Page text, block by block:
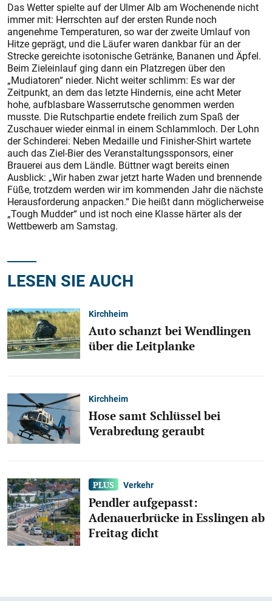
Das Wetter spielte auf der Ulmer Alb am Wochenende nicht
immer mit: Herrschten auf der ersten Runde noch
angenehme Temperaturen, so war der zweite Umlauf von
Hitze geprägt, und die Läufer waren dankbar für an der
Strecke gereichte isotonische Getränke, Bananen und Äpfel.
Beim Zieleinlauf ging dann ein Platzregen über den
„Mudiatoren“ nieder. Nicht weiter schlimm: Es war der
Zeitpunkt, an dem das letzte Hindernis, eine acht Meter
hohe, aufblasbare Wasserrutsche genommen werden
musste. Die Rutschpartie endete freilich zum Spaß der
Zuschauer wieder einmal in einem Schlammloch. Der Lohn
der Schinderei: Neben Medaille und Finisher-Shirt wartete
auch das Ziel-Bier des Veranstaltungssponsors, einer
Brauerei aus dem Ländle. Büttner wagt bereits einen
Ausblick: „Wir haben zwar jetzt harte Waden und brennende
Füße, trotzdem werden wir im kommenden Jahr die nächste
Herausforderung anpacken.“ Die heißt dann möglicherweise
„Tough Mudder“ und ist noch eine Klasse härter als der
Wettbewerb am Samstag.
LESEN SIE AUCH
Kirchheim
Auto schanzt bei Wendlingen
über die Leitplanke
Kirchheim
Hose samt Schlüssel bei
Verabredung geraubt
Verkehr
Pendler aufgepasst:
Adenauerbrücke in Esslingen ab
Freitag dicht